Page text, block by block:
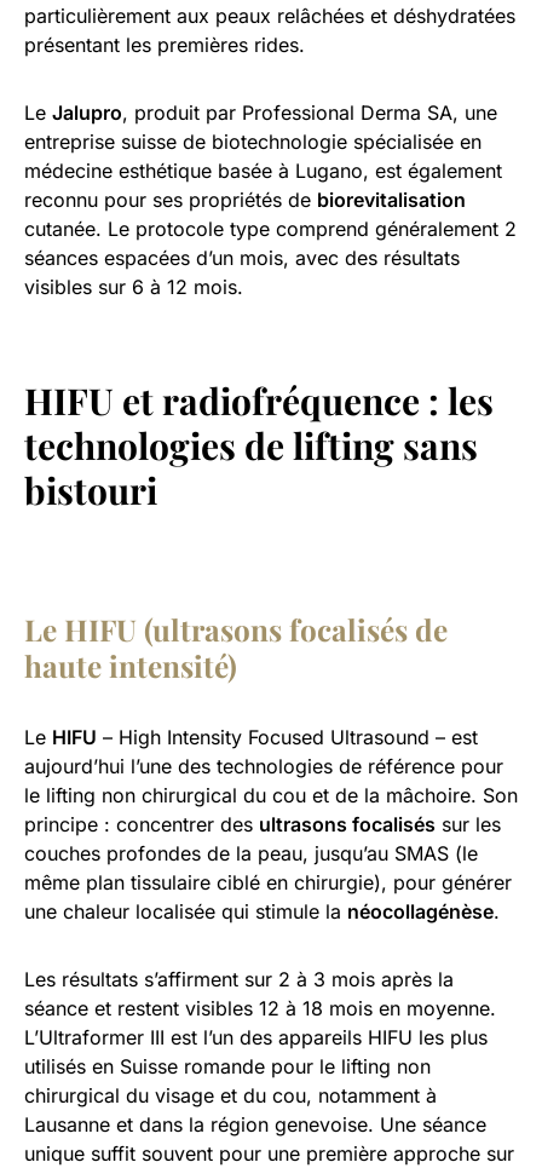
particulièrement aux peaux relâchées et déshydratées
présentant les premières rides.
Le Jalupro, produit par Professional Derma SA, une
entreprise suisse de biotechnologie spécialisée en
médecine esthétique basée à Lugano, est également
reconnu pour ses propriétés de biorevitalisation
cutanée. Le protocole type comprend généralement 2
séances espacées d’un mois, avec des résultats
visibles sur 6 à 12 mois.
HIFU et radiofréquence : les
technologies de lifting sans
bistouri
Le HIFU (ultrasons focalisés de
haute intensité)
Le HIFU – High Intensity Focused Ultrasound – est
aujourd’hui l’une des technologies de référence pour
le lifting non chirurgical du cou et de la mâchoire. Son
principe : concentrer des ultrasons focalisés sur les
couches profondes de la peau, jusqu’au SMAS (le
même plan tissulaire ciblé en chirurgie), pour générer
une chaleur localisée qui stimule la néocollagénèse.
Les résultats s’affirment sur 2 à 3 mois après la
séance et restent visibles 12 à 18 mois en moyenne.
L’Ultraformer III est l’un des appareils HIFU les plus
utilisés en Suisse romande pour le lifting non
chirurgical du visage et du cou, notamment à
Lausanne et dans la région genevoise. Une séance
unique suffit souvent pour une première approche sur